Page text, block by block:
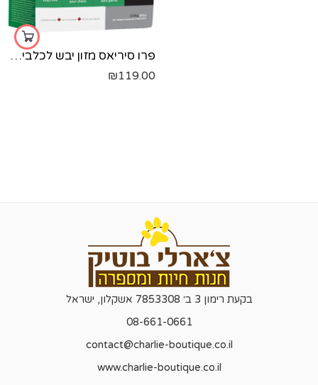
פרו סיריאס מזון יבש לכלבים בוגרים- עוף ודגים - 2.72 ק"ג
₪119.00
בקעת רימון 3 ב׳ 7853308 אשקלון, ישראל
08-661-0661
contact@charlie-boutique.co.il
www.charlie-boutique.co.il